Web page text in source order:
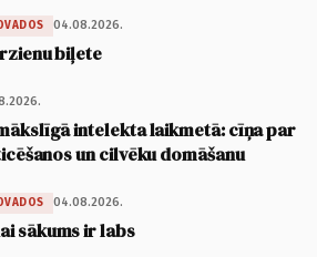
04.08.2026.
biļete
intelekta laikmetā: cīņa par
un cilvēku domāšanu
04.08.2026.
sākums ir labs